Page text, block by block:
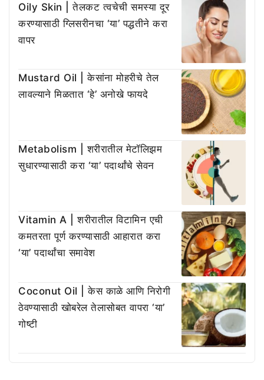
Oily Skin | तेलकट त्वचेची समस्या दूर
करण्यासाठी ग्लिसरीनचा ‘या’ पद्धतीने करा
वापर
Mustard Oil | केसांना मोहरीचे तेल
लावल्याने मिळतात ‘हे’ अनोखे फायदे
Metabolism | शरीरातील मेटॉलिझम
सुधारण्यासाठी करा ‘या’ पदार्थांचे सेवन
Vitamin A | शरीरातील विटामिन एची
कमतरता पूर्ण करण्यासाठी आहारात करा
‘या’ पदार्थांचा समावेश
Coconut Oil | केस काळे आणि निरोगी
ठेवण्यासाठी खोबरेल तेलासोबत वापरा ‘या’
गोष्टी